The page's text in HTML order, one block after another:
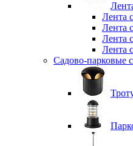
Лента
Лента
Лента
Лента
Садово-парковые